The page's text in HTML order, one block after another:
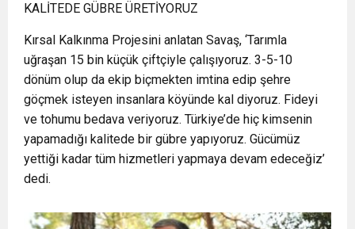
KALİTEDE GÜBRE ÜRETİYORUZ
Kırsal Kalkınma Projesini anlatan Savaş, ‘Tarımla
uğraşan 15 bin küçük çiftçiyle çalışıyoruz. 3-5-10
dönüm olup da ekip biçmekten imtina edip şehre
göçmek isteyen insanlara köyünde kal diyoruz. Fideyi
ve tohumu bedava veriyoruz. Türkiye’de hiç kimsenin
yapamadığı kalitede bir gübre yapıyoruz. Gücümüz
yettiği kadar tüm hizmetleri yapmaya devam edeceğiz’
dedi.